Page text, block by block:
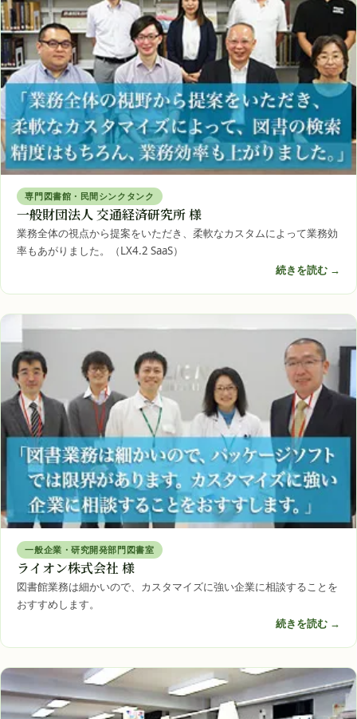
専門図書館・民間シンクタンク
一般財団法人 交通経済研究所 様
業務全体の視点から提案をいただき、柔軟なカスタムによって業務効
率もあがりました。（LX4.2 SaaS）
続きを読む →
一般企業・研究開発部門図書室
ライオン株式会社 様
図書館業務は細かいので、カスタマイズに強い企業に相談することを
おすすめします。
続きを読む →